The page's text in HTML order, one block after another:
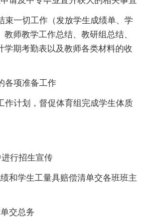
一切工作（发放学生成绩单、学
师教学工作总结、教研组总结、
学期考勤表以及教师各类材料的收
项准备工作
计划，督促体育组完成学生体质
行招生宣传
学生工量具赔偿清单交各班班主
交总务